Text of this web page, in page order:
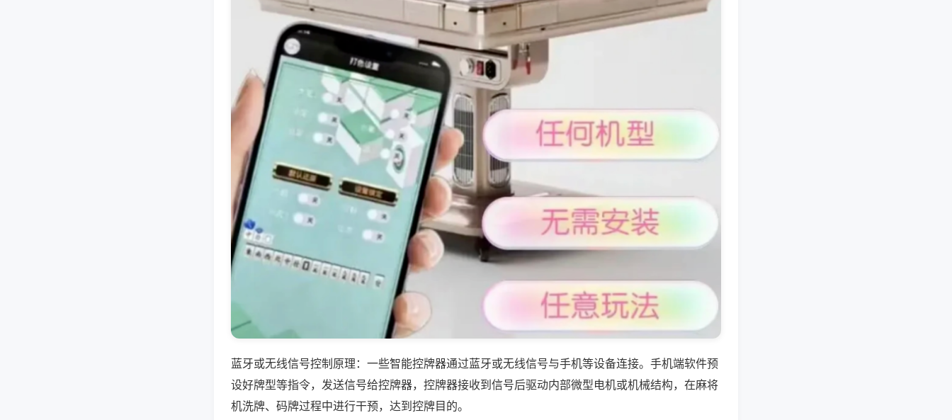
蓝牙或无线信号控制原理：一些智能控牌器通过蓝牙或无线信号与手机等设备连接。手机端软件预
设好牌型等指令，发送信号给控牌器，控牌器接收到信号后驱动内部微型电机或机械结构，在麻将
机洗牌、码牌过程中进行干预，达到控牌目的。